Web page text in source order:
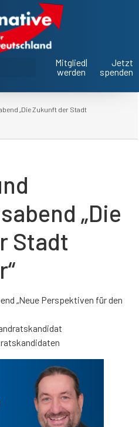
Mitglied
werden
|
Jetzt
spenden
„Die Zukunft der Stadt
„Die
Stadt
„Neue Perspektiven für den